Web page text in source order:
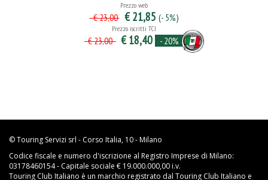
Prezzo web
€ 23,00 € 21,85 (- 5%)
Prezzo iscritti TCI
€ 23,00 € 18,40 - 20%
© Touring Servizi srl - Corso Italia, 10 - Milano
Codice fiscale e numero d'iscrizione al Registro Imprese di Milano:
03178460154 - Capitale sociale € 19.000.000,00 i.v.
Touring Club Italiano è un marchio registrato dal Touring Club Italiano e